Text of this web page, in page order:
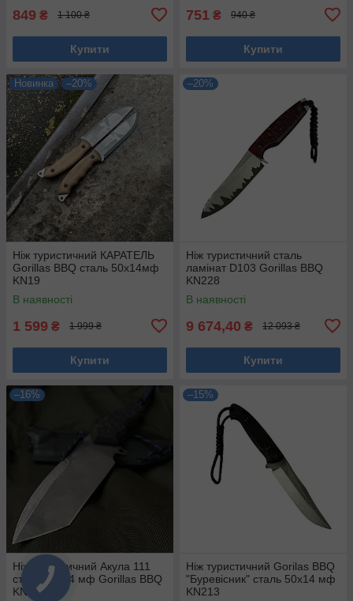
849 ₴ 1 100 ₴
Купити
751 ₴ 940 ₴
Купити
Новинка –20%
Ніж туристичний КАРАТЕЛЬ
Gorillas BBQ сталь 50х14мф
KN19
В наявності
1 599 ₴ 1 999 ₴
Купити
–20%
Ніж туристичний сталь
ламінат D103 Gorillas BBQ
KN228
В наявності
9 674,40 ₴ 12 093 ₴
Купити
–16%
Ніж туристичний Акула 111
сталь 50х14 мф Gorillas BBQ
KN115
–15%
Ніж туристичний Gorilas BBQ
"Буревісник" сталь 50х14 мф
KN213